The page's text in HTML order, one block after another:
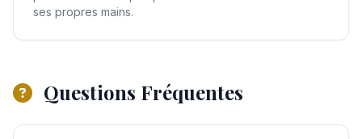
ses propres mains.
Questions Fréquentes